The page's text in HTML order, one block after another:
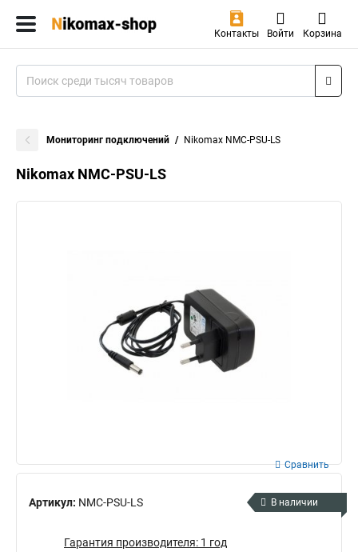
Контакты Войти Корзина
Мониторинг подключений Nikomax NMC-PSU-LS
Nikomax NMC-PSU-LS
Артикул: NMC-PSU-LS
Сравнить
В наличии
Гарантия производителя: 1 год